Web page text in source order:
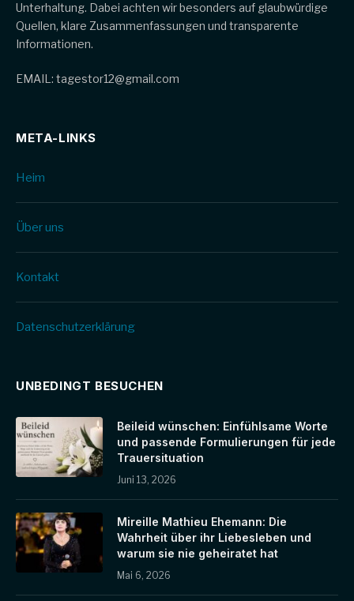
Unterhaltung. Dabei achten wir besonders auf glaubwürdige
Quellen, klare Zusammenfassungen und transparente
Informationen.
EMAIL: tagestor12@gmail.com
META-LINKS
Heim
Über uns
Kontakt
Datenschutz­erklärung
UNBEDINGT BESUCHEN
Beileid wünschen: Einfühlsame Worte
und passende Formulierungen für jede
Trauersituation
Juni 13, 2026
Mireille Mathieu Ehemann: Die
Wahrheit über ihr Liebesleben und
warum sie nie geheiratet hat
Mai 6, 2026